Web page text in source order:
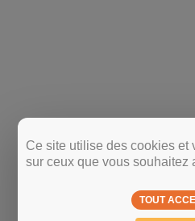
Ce site utilise des cookies et
sur ceux que vous souhaitez
TOUT